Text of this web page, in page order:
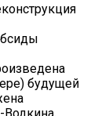
будущей
Водкина,